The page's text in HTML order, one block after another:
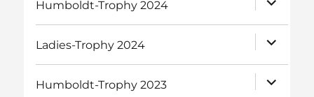
Humboldt-Trophy 2024
öffnen
Ladies-Trophy 2024
öffnen
Humboldt-Trophy 2023
öffnen